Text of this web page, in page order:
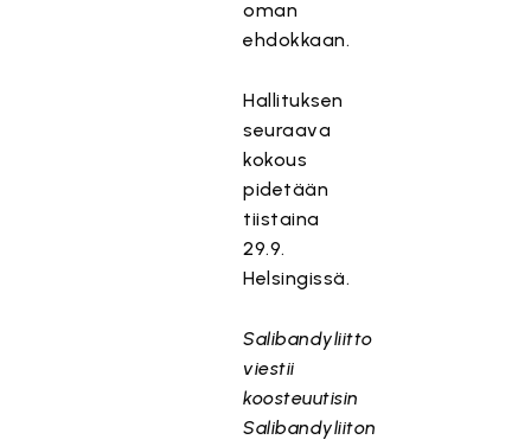
oman
ehdokkaan.
Hallituksen
seuraava
kokous
pidetään
tiistaina
29.9.
Helsingissä.
Salibandyliitto
viestii
koosteuutisin
Salibandyliiton